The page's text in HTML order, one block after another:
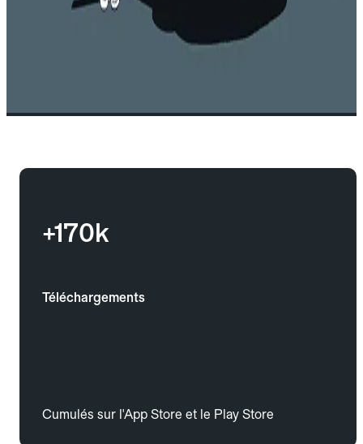
+170k
Téléchargements
Cumulés sur l'App Store et le Play Store